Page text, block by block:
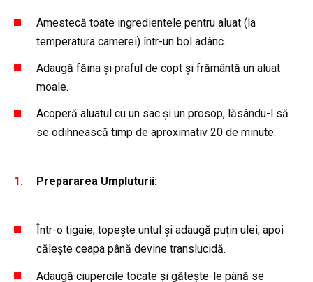
Amestecă toate ingredientele pentru aluat (la
temperatura camerei) într-un bol adânc.
Adaugă făina și praful de copt și frământă un aluat
moale.
Acoperă aluatul cu un sac și un prosop, lăsându-l să
se odihnească timp de aproximativ 20 de minute.
Prepararea Umpluturii:
Într-o tigaie, topește untul și adaugă puțin ulei, apoi
călește ceapa până devine translucidă.
Adaugă ciupercile tocate și gătește-le până se